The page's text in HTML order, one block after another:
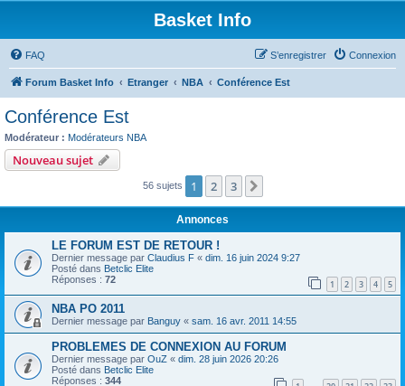
Basket Info
FAQ Connexion
S’enregistrer
Forum Basket Info Etranger NBA Conférence Est
Conférence Est
Modérateur : Modérateurs NBA
Nouveau sujet
56 sujets 1 2 3
Annonces
LE FORUM EST DE RETOUR !
Dernier message par Claudius F « dim. 16 juin 2024 9:27
Posté dans Betclic Elite
Réponses : 72 1 2 3 4 5
NBA PO 2011
Dernier message par Banguy « sam. 16 avr. 2011 14:55
PROBLEMES DE CONNEXION AU FORUM
Dernier message par OuZ « dim. 28 juin 2026 20:26
Posté dans Betclic Elite
Réponses : 344